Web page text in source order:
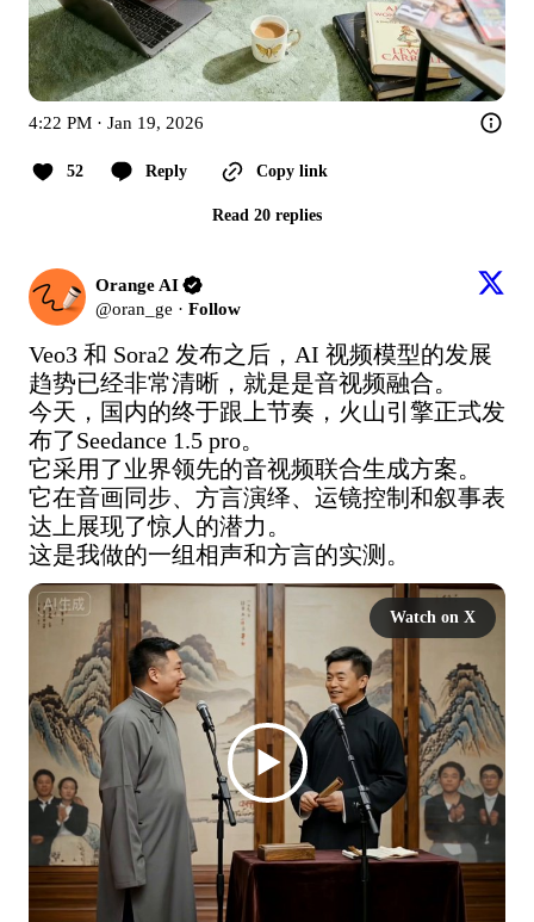
4:22 PM · Jan 19, 2026
52 Reply Copy link
Read 20 replies
Orange AI
@oran_ge · Follow
Veo3 和 Sora2 发布之后，AI 视频模型的发展
趋势已经非常清晰，就是是音视频融合。
今天，国内的终于跟上节奏，火山引擎正式发
布了Seedance 1.5 pro。
它采用了业界领先的音视频联合生成方案。
它在音画同步、方言演绎、运镜控制和叙事表
达上展现了惊人的潜力。
这是我做的一组相声和方言的实测。
Watch on X